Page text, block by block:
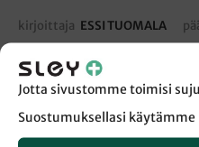
Jotta sivustomme toimisi
Suostumuksellasi
kirjoittaja ESSI TUOMALA
Aurora Forma, 26, on
talkoolaisena Maata
pidetään Turussa
teologiaa Åbo